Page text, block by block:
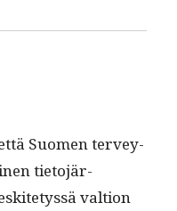
Suomen ter­vey­
tieto­jär­
val­tion